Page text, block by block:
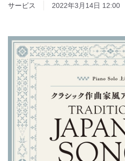
サービス
2022年3月14日 12:00